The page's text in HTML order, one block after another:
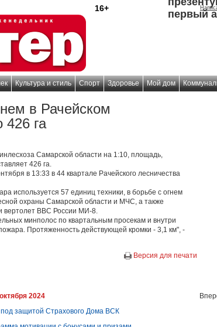
16+
первый
Культура и стиль Спорт Здоровье Мой дом
в Рачейском
426 га
Самарской области на 1:10, площадь,
426 га.
в 13:33 в 44 квартале Рачейского лесничества
используется 57 единиц техники, в борьбе с огнем
охраны Самарской области и МЧС, а также
вертолет ВВС России МИ-8.
минполос по квартальным просекам и внутри
Протяженность действующей кромки - 3,1 км", -
Версия для печати
2024
защитой Страхового Дома ВСК